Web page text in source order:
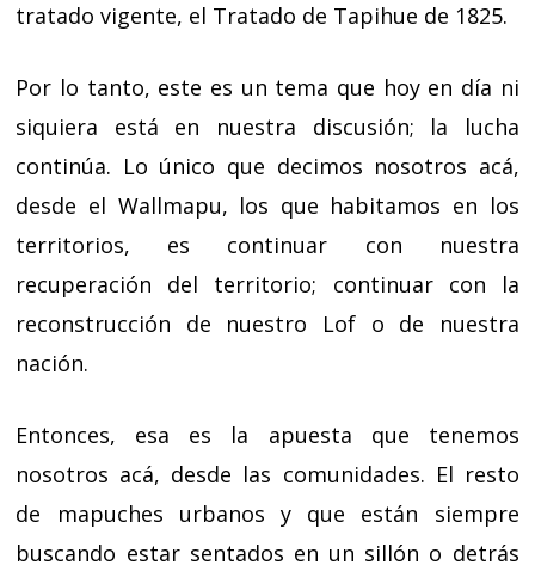
tratado vigente, el Tratado de Tapihue de 1825.
Por lo tanto, este es un tema que hoy en día ni
siquiera está en nuestra discusión; la lucha
continúa. Lo único que decimos nosotros acá,
desde el Wallmapu, los que habitamos en los
territorios, es continuar con nuestra
recuperación del territorio; continuar con la
reconstrucción de nuestro Lof o de nuestra
nación.
Entonces, esa es la apuesta que tenemos
nosotros acá, desde las comunidades. El resto
de mapuches urbanos y que están siempre
buscando estar sentados en un sillón o detrás